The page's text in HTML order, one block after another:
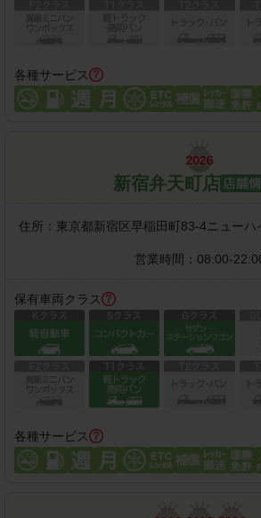
各種サービス
新宿弁天町店
住所： 東京都新宿区早稲田町83-4ニューハ
営業時間： 08:00-
保有車両クラス
各種サービス